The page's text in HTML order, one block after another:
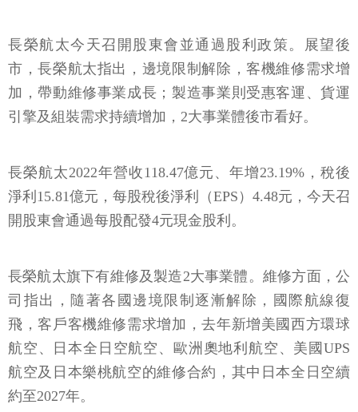
長榮航太今天召開股東會並通過股利政策。展望後
市，長榮航太指出，邊境限制解除，客機維修需求增
加，帶動維修事業成長；製造事業則受惠客運、貨運
引擎及組裝需求持續增加，2大事業體後市看好。
長榮航太2022年營收118.47億元、年增23.19%，稅後
淨利15.81億元，每股稅後淨利（EPS）4.48元，今天召
開股東會通過每股配發4元現金股利。
長榮航太旗下有維修及製造2大事業體。維修方面，公
司指出，隨著各國邊境限制逐漸解除，國際航線復
飛，客戶客機維修需求增加，去年新增美國西方環球
航空、日本全日空航空、歐洲奧地利航空、美國UPS
航空及日本樂桃航空的維修合約，其中日本全日空續
約至2027年。